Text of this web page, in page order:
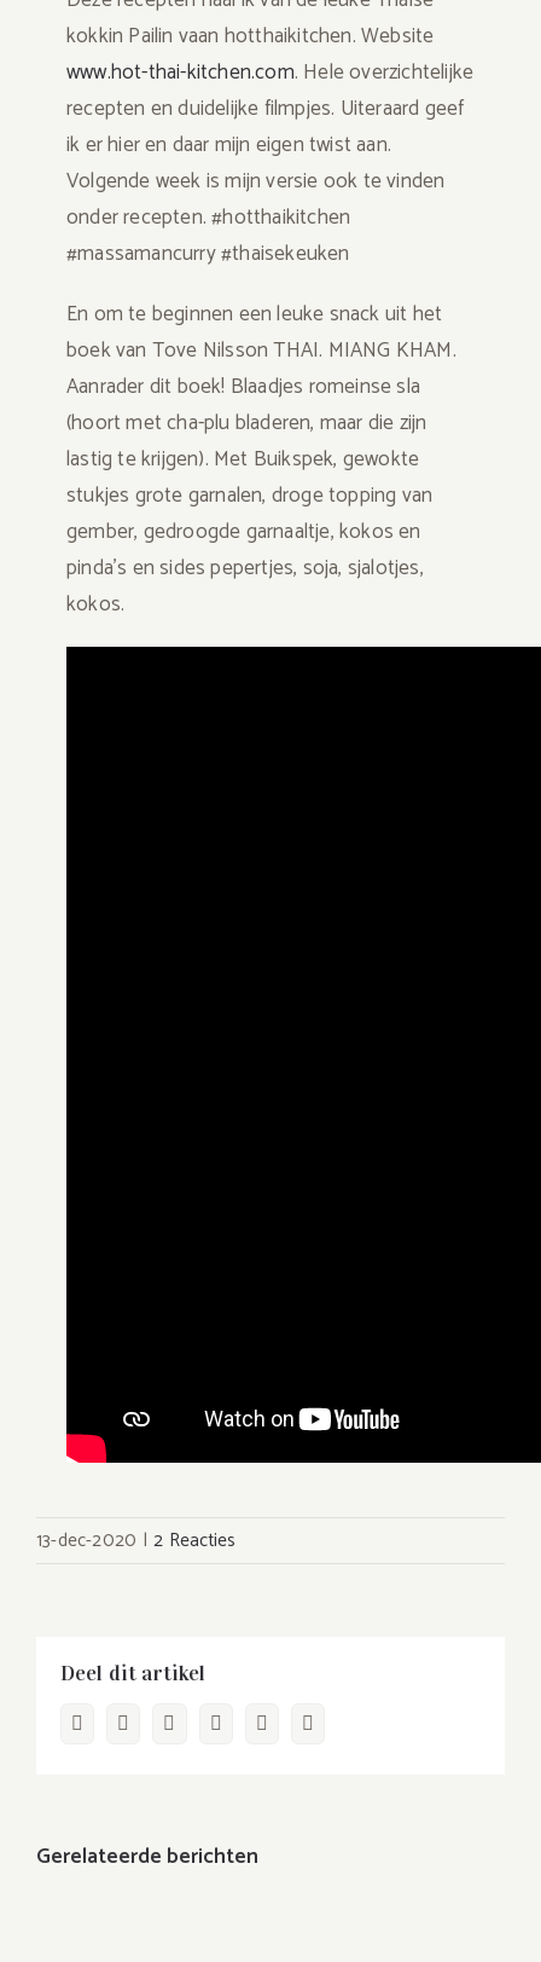
kokkin Pailin vaan hotthaikitchen. Website
www.hot-thai-kitchen.com. Hele overzichtelijke
recepten en duidelijke filmpjes. Uiteraard geef
ik er hier en daar mijn eigen twist aan.
Volgende week is mijn versie ook te vinden
onder recepten. #hotthaikitchen
#massamancurry #thaisekeuken
En om te beginnen een leuke snack uit het
boek van Tove Nilsson THAI. MIANG KHAM.
Aanrader dit boek! Blaadjes romeinse sla
(hoort met cha-plu bladeren, maar die zijn
lastig te krijgen). Met Buikspek, gewokte
stukjes grote garnalen, droge topping van
gember, gedroogde garnaaltje, kokos en
pinda’s en sides pepertjes, soja, sjalotjes,
kokos.
13-dec-2020 | 2 Reacties
Deel dit artikel
FacebookTwitter LinkedInWhatsApp
Pinterest
Gerelateerde berichten